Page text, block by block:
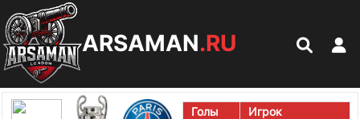
ARSAMAN.RU
Голы
Игрок